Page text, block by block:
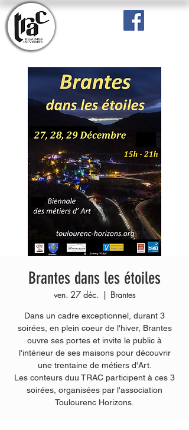
Brantes dans les étoiles
ven. 27 déc.
  |
Brantes
Dans un cadre exceptionnel, durant 3
soirées, en plein coeur de l'hiver, Brantes
ouvre ses portes et invite le public à
l'intérieur de ses maisons pour découvrir
une trentaine de métiers d'Art.
Les conteurs duu TRAC participent à ces 3
soirées, organisées par l'association